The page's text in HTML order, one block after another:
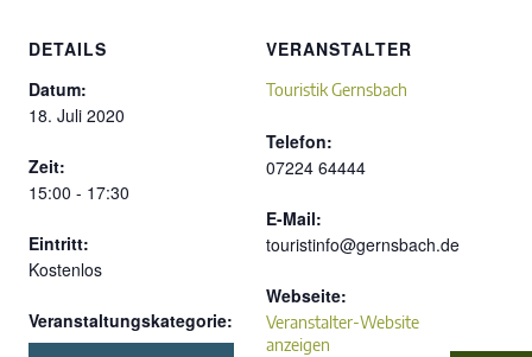
DETAILS
Datum:
18. Juli 2020
Zeit:
15:00 - 17:30
Eintritt:
Kostenlos
Veranstaltungskategorie:
VERANSTALTER
Touristik Gernsbach
Telefon:
07224 64444
E-Mail:
touristinfo@gernsbach.de
Webseite:
Veranstalter-Website
anzeigen